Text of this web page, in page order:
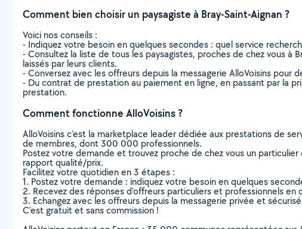
Comment bien choisir un paysagiste à Bray-Saint-Aignan ?
Voici nos conseils :
- Indiquez votre besoin en quelques secondes : quel service
- Consultez la liste de tous les paysagistes, proches de chez vous à
laissés par leurs clients.
- Conversez avec les offreurs depuis la messagerie AlloVoisins pour
- Du contrat de prestation au paiement en ligne, en passant par la
prestation.
Comment fonctionne AlloVoisins ?
AlloVoisins c’est la marketplace leader dédiée aux prestations de
de membres, dont 300 000 professionnels.
Postez votre demande et trouvez proche de chez vous un
rapport qualité/prix.
Facilitez votre quotidien en 3 étapes :
1. Postez votre demande : indiquez votre besoin en quelques
2. Recevez des réponses d’offreurs particuliers et professionnels en
3. Echangez avec les offreurs depuis la messagerie privée et
C’est gratuit et sans commission !